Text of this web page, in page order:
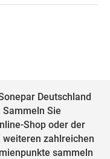
Deutschland
Sie
Shop oder der
weiteren zahlreichen
sammeln